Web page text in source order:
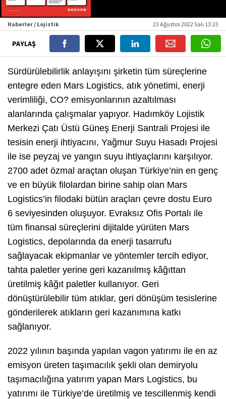
Haberler / Lojistik 23 Ağustos 2022 Salı 13:23
PAYLAŞ
Sürdürülebilirlik anlayışını şirketin tüm süreçlerine
entegre eden Mars Logistics, atık yönetimi, enerji
verimliliği, CO? emisyonlarının azaltılması
alanlarında çalışmalar yapıyor. Hadımköy Lojistik
Merkezi Çatı Üstü Güneş Enerji Santrali Projesi ile
tesisin enerji ihtiyacını, Yağmur Suyu Hasadı Projesi
ile ise peyzaj ve yangın suyu ihtiyaçlarını karşılıyor.
2700 adet özmal araçtan oluşan Türkiye’nin en genç
ve en büyük filolardan birine sahip olan Mars
Logistics’in filodaki bütün araçları çevre dostu Euro
6 seviyesinden oluşuyor. Evraksız Ofis Portalı ile
tüm finansal süreçlerini dijitalde yürüten Mars
Logistics, depolarında da enerji tasarrufu
sağlayacak ekipmanlar ve yöntemler tercih ediyor,
tahta paletler yerine geri kazanılmış kâğıttan
üretilmiş kâğıt paletler kullanıyor. Geri
dönüştürülebilir tüm atıklar, geri dönüşüm tesislerine
gönderilerek atıkların geri kazanımına katkı
sağlanıyor.
2022 yılının başında yapılan vagon yatırımı ile en az
emisyon üreten taşımacılık şekli olan demiryolu
taşımacılığına yatırım yapan Mars Logistics, bu
yatırımı ile Türkiye’de üretilmiş ve tescillenmiş kendi